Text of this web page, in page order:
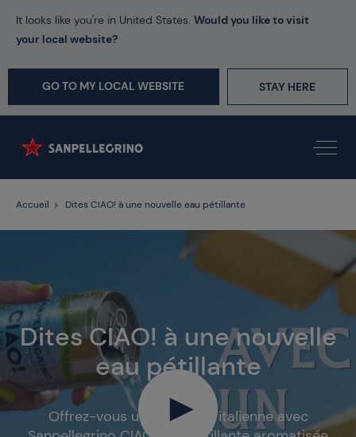
It looks like you're in United States. Would you like to visit
your local website?
GO TO MY LOCAL WEBSITE STAY HERE
Accueil Dites CIAO! à une nouvelle eau pétillante
Dites CIAO! à une nouvelle
eau pétillante
Offrez-vous un instant à l’italienne avec